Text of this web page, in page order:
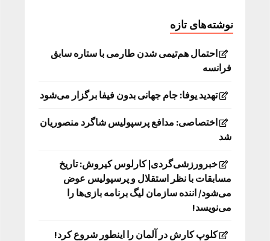
نوشته‌های تازه
احتمال هم‌تیمی شدن طارمی با ستاره سابق
فرانسه
تهدید یوفا: جام جهانی بدون فیفا برگزار می‌شود
اختصاصی: مدافع پرسپولیس شاگرد منصوریان
شد
خبرورزشی‌گردی| کارلوس کیروش: تاریخ
مسابقات با نظر استقلال و پرسپولیس عوض
می‌شود/ اننده سازمان لیگ برنامه بازی‌ها را
می‌نویسد!
کلوپ کارش در آلمان را اینطور شروع کرد!